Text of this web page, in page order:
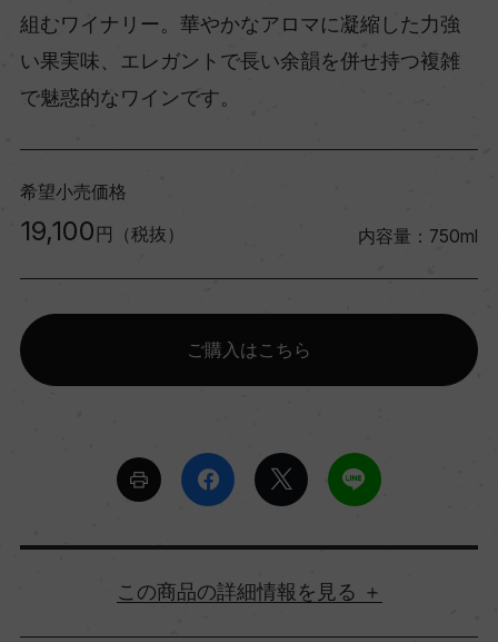
組むワイナリー。華やかなアロマに凝縮した力強
い果実味、エレガントで長い余韻を併せ持つ複雑
で魅惑的なワインです。
希望小売価格
19,100 円（税抜） 内容量：750ml
ご購入はこちら
詳細情報